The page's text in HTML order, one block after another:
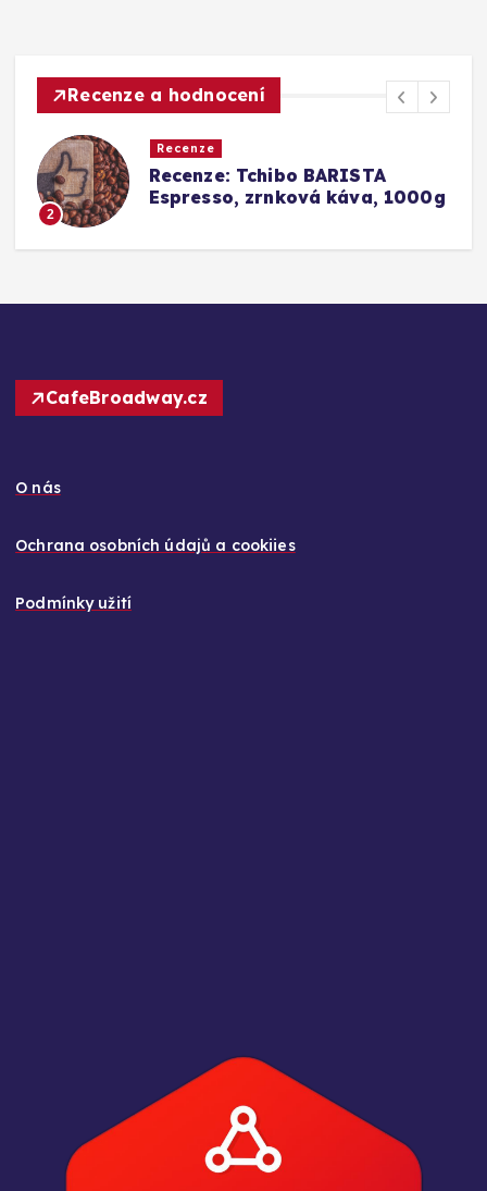
Recenze a hodnocení
2
Recenze
Recenze: Tchibo BARISTA
Espresso, zrnková káva, 1000g
CafeBroadway.cz
O nás
Ochrana osobních údajů a cookiies
Podmínky užití